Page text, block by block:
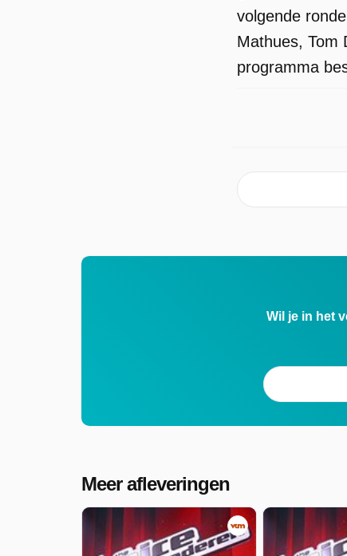
volgende
Mathues, Tom
programma
Wil je in het
Meer afleveringen